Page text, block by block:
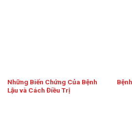
Những Biến Chứng Của Bệnh
Lậu và Cách Điều Trị